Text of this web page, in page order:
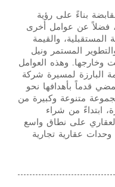
بناءً على رؤية
فضلاً عن عوامل أخرى
والقيمة
المستمر ونيل
وخارجها. وهذه العوامل
البارزة لمسيرة شركة
تمضي قدماً بأهدافها نحو
متنوعة وكبيرة من
ابتداءً من شراء
العقاري على نطاق واسع
عقارية تجارية